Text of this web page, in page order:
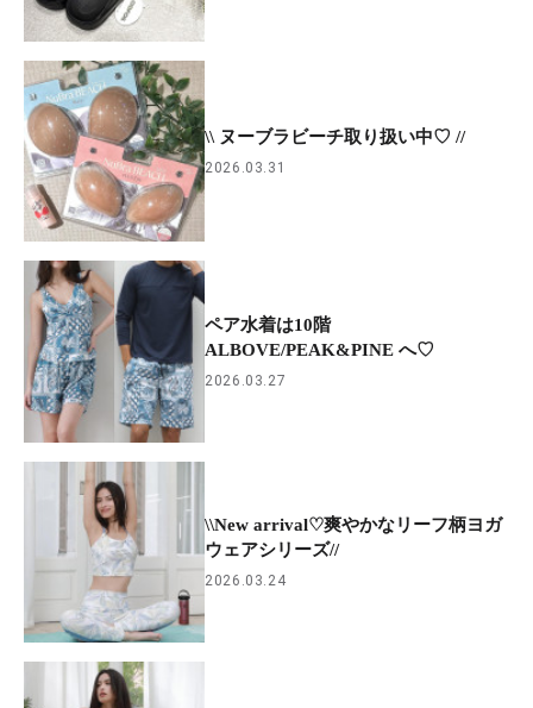
\\ ヌーブラビーチ取り扱い中♡ //
2026.03.31
ペア水着は10階
ALBOVE/PEAK&PINE へ♡
2026.03.27
\\New arrival♡爽やかなリーフ柄ヨガ
ウェアシリーズ//
2026.03.24